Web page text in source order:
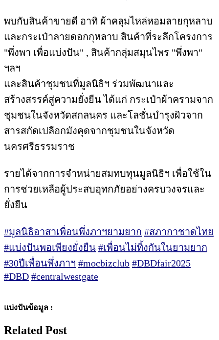
พบกับสินค้าขายดี อาทิ ผ้าคลุมไหล่หอมลายกุหลาบ
และกระเป๋าลายดอกกุหลาบ สินค้าที่ระลึกโครงการ
"พึ่งพา เพื่อแบ่งปัน" , สินค้ากลุ่มสมุนไพร "พึ่งพา"
ฯลฯ
และสินค้าชุมชนที่มูลนิธิฯ ร่วมพัฒนาและ
สร้างสรรค์สู่ความยั่งยืน ได้แก่ กระเป๋าผ้าครามจาก
ชุมชนในจังหวัดสกลนคร และโลชั่นบำรุงผิวจาก
สารสกัดเปลือกมังคุดจากชุมชนในจังหวัด
นครศรีธรรมราช
รายได้จากการจำหน่ายสมทบทุนมูลนิธิฯ เพื่อใช้ใน
การช่วยเหลือผู้ประสบอุทกภัยอย่างครบวงจรและ
ยั่งยืน
#มูลนิธิอาสาเพื่อนพึ่งภาฯยามยาก #สภากาชาดไทย
#แบ่งปันพอเพียงยั่งยืน #เพื่อนไม่ทิ้งกันในยามยาก
#30ปีเพื่อนพึ่งภาฯ #mocbizclub #DBDfair2025
#DBD #centralwestgate
แบ่งปันข้อมูล :
Related Post